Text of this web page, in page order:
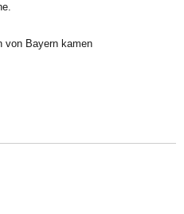
von Bayern kamen